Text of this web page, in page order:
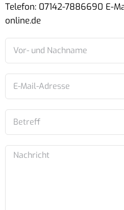
Telefon: 07142-7886690 E-
online.de